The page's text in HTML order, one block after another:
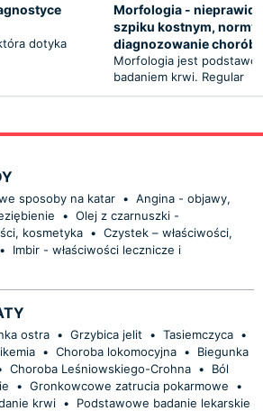
dotyka
Morfologia -
szpiku kostnym, normy,
diagnozowanie chorób
Morfologia jest
badaniem krwi. Regular
sposoby na katar • Angina - objawy,
• Olej z czarnuszki -
kosmetyka • Czystek – właściwości,
•
Imbir - właściwości lecznicze i
ostra • Grzybica jelit • Tasiemczyca •
• Choroba lokomocyjna •
Biegunka
Choroba Leśniowskiego-Crohna •
Ból
• Gronkowcowe zatrucia pokarmowe
•
krwi •
Podstawowe badanie lekarskie